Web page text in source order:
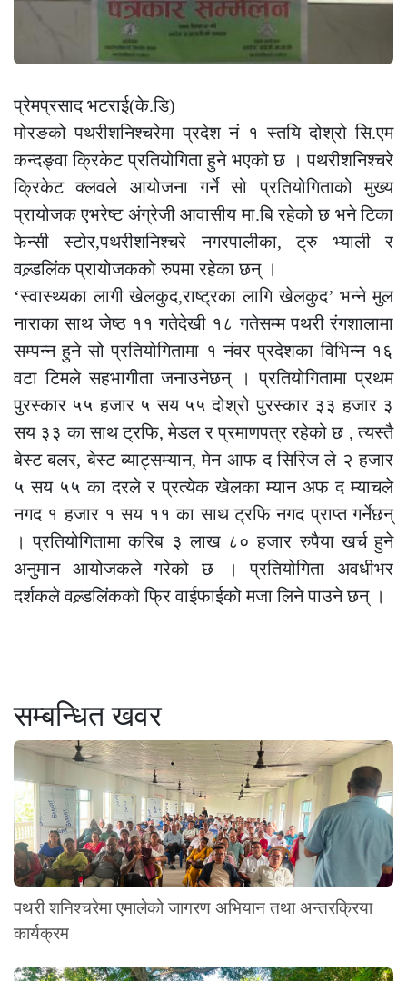
प्रेमप्रसाद भटराई(के.डि)
मोरङको पथरीशनिश्चरेमा प्रदेश नं १ स्तयि दोश्रो सि.एम
कन्दङ्वा क्रिकेट प्रतियोगिता हुने भएको छ । पथरीशनिश्चरे
क्रिकेट क्लवले आयोजना गर्ने सो प्रतियोगिताको मुख्य
प्रायोजक एभरेष्ट अंग्रेजी आवासीय मा.बि रहेको छ भने टिका
फेन्सी स्टोर,पथरीशनिश्चरे नगरपालीका, ट्रु भ्याली र
वल्र्डलिंक प्रायोजकको रुपमा रहेका छन् ।
‘स्वास्थ्यका लागी खेलकुद,राष्ट्रका लागि खेलकुद’ भन्ने मुल
नाराका साथ जेष्ठ ११ गतेदेखी १८ गतेसम्म पथरी रंगशालामा
सम्पन्न हुने सो प्रतियोगितामा १ नंवर प्रदेशका विभिन्न १६
वटा टिमले सहभागीता जनाउनेछन् । प्रतियोगितामा प्रथम
पुरस्कार ५५ हजार ५ सय ५५ दोश्रो पुरस्कार ३३ हजार ३
सय ३३ का साथ ट्रफि, मेडल र प्रमाणपत्र रहेको छ , त्यस्तै
बेस्ट बलर, बेस्ट ब्याट्सम्यान, मेन आफ द सिरिज ले २ हजार
५ सय ५५ का दरले र प्रत्येक खेलका म्यान अफ द म्याचले
नगद १ हजार १ सय ११ का साथ ट्रफि नगद प्राप्त गर्नेछन्
। प्रतियोगितामा करिब ३ लाख ८० हजार रुपैया खर्च हुने
अनुमान आयोजकले गरेको छ । प्रतियोगिता अवधीभर
दर्शकले वल्र्डलिंकको फ्रि वाईफाईको मजा लिने पाउने छन् ।
सम्बन्धित खवर
पथरी शनिश्चरेमा एमालेको जागरण अभियान तथा अन्तरक्रिया
कार्यक्रम